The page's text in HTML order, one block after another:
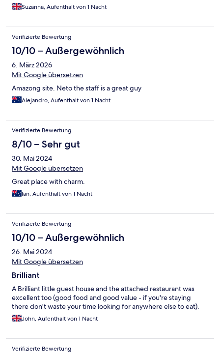
Suzanna, Aufenthalt von 1 Nacht
Verifizierte Bewertung
10/10 – Außergewöhnlich
6. März 2026
Mit Google übersetzen
Amazong site. Neto the staff is a great guy
Alejandro, Aufenthalt von 1 Nacht
Verifizierte Bewertung
8/10 – Sehr gut
30. Mai 2024
Mit Google übersetzen
Great place with charm.
Ian, Aufenthalt von 1 Nacht
Verifizierte Bewertung
10/10 – Außergewöhnlich
26. Mai 2024
Mit Google übersetzen
Brilliant
A Brilliant little guest house and the attached restaurant was
excellent too (good food and good value - if you're staying
there don't waste your time looking for anywhere else to eat).
John, Aufenthalt von 1 Nacht
Verifizierte Bewertung